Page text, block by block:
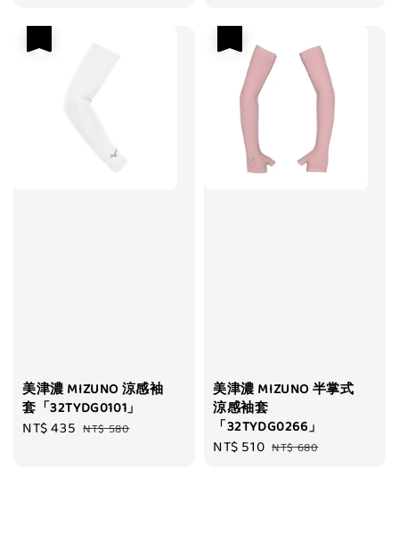
美津濃 MIZUNO 涼感袖
套「32TYDG0101」
Sale
NT$ 435 Regular
NT$ 580
美津濃 MIZUNO 半掌式
涼感袖套
「32TYDG0266」
Sale
NT$ 510 Regular
NT$ 680